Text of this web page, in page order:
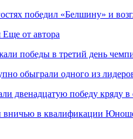
победил «Белшину» и
Еще от автора
победы в третий день
обыграли одного из
двенадцатую победу кряду в
вничью в квалификации